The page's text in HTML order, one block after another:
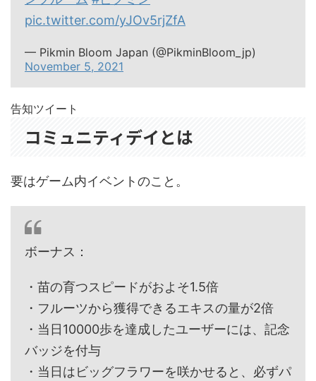
pic.twitter.com/yJOv5rjZfA
— Pikmin Bloom Japan (@PikminBloom_jp)
November 5, 2021
告知ツイート
コミュニティデイとは
要はゲーム内イベントのこと。
ボーナス：
・苗の育つスピードがおよそ1.5倍
・フルーツから獲得できるエキスの量が2倍
・当日10000歩を達成したユーザーには、記念
バッジを付与
・当日はビッグフラワーを咲かせると、必ずパ